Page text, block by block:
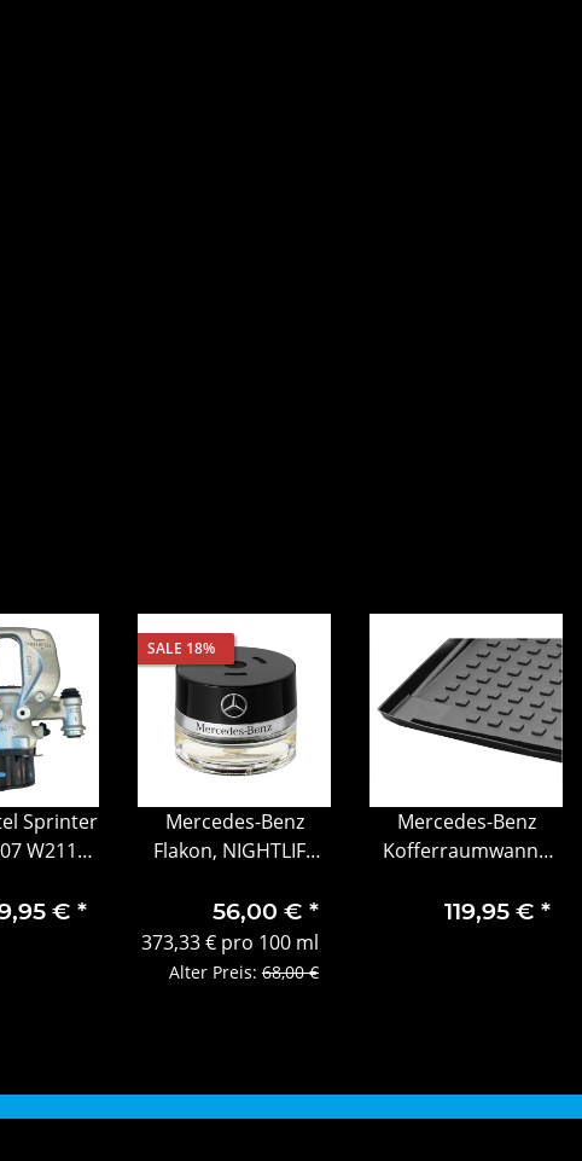
Sprinter
W211
Benz
€ *
SALE 18%
Mercedes-Benz
Flakon, NIGHTLIFE
56,00 € *
373,33 € pro 100 ml
Alter Preis: 68,00 €
Mercedes-Benz
Kofferraumwanne
Polypropylen GLC
119,95 € *